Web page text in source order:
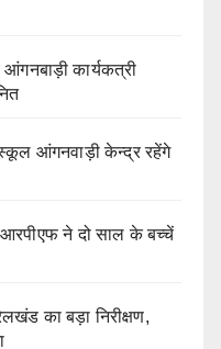
कार्यकत्री
आंगनवाड़ी केन्द्र रहेंगे
आरपीएफ ने दो साल के बच्चें
का बड़ा निरीक्षण,